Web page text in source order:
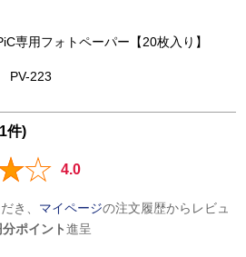
専用フォトペーパー【20枚入り】
PV-223
件)
4.0
き、 マイページの注文履歴からレビュ
ポイント進呈